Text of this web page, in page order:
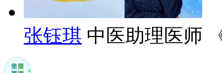
张钰琪 中医助理医师